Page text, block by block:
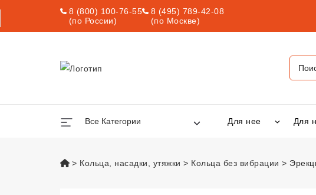
8 (800) 100-76-55
(по России)
8 (495) 789-42-08
(по Москве)
Все Категории Для нее Для
vsexshop.ru
Кольца, насадки, утяжки Кольца без вибрации